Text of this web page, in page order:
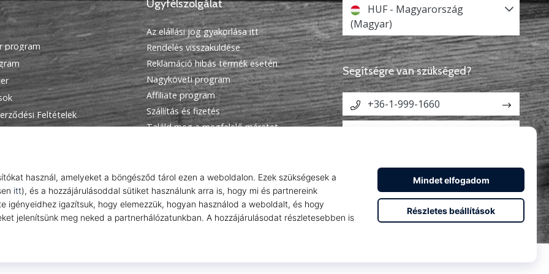
program
Feltételek
Ügyfélszolgálat
Az elállási jog gyakorlása itt
Rendelés visszaküldése
Reklamáció hibás termék esetén
Nagyköveti program
Affiliate program
Szállítás és fizetés
Találd meg a megfelelő méretet
Adatvédelmi nyilatkozat
HUF - Magyarország
(Magyar)
Segítségre van szükséged?
+36-1-999-1660